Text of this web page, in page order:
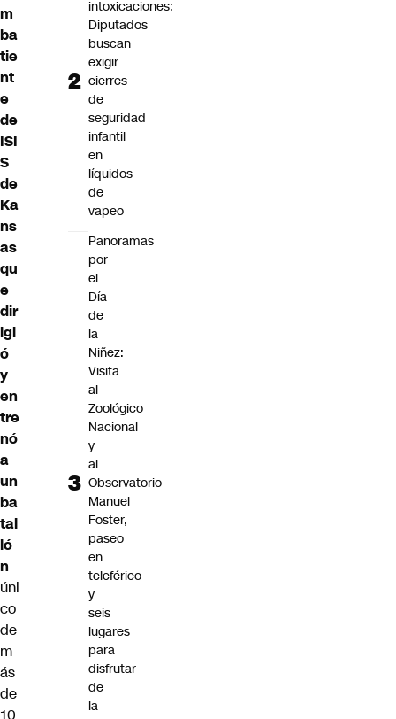
m
ba
tie
nt
e
de
ISI
S
de
Ka
ns
as
qu
e
dir
igi
ó
y
en
tre
nó
a
un
ba
tal
ló
n
úni
co
de
m
ás
de
intoxicaciones:
Diputados
buscan
exigir
cierres
de
seguridad
infantil
en
líquidos
de
vapeo
Panoramas
por
el
Día
de
la
Niñez:
Visita
al
Zoológico
Nacional
y
al
Observatorio
Manuel
Foster,
paseo
en
teleférico
y
seis
lugares
para
disfrutar
de
la